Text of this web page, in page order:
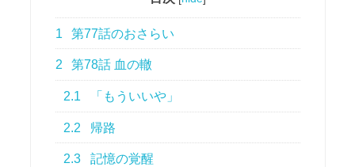
1 第77話のおさらい
2 第78話 血の轍
2.1 「もういいや」
2.2 帰路
2.3 記憶の覚醒